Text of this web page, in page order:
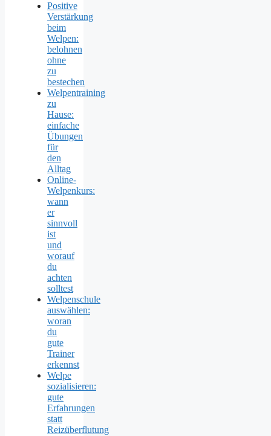
Positive
Verstärkung
beim
Welpen:
belohnen
ohne
zu
bestechen
Welpentraining
zu
Hause:
einfache
Übungen
für
den
Alltag
Online-
Welpenkurs:
wann
er
sinnvoll
ist
und
worauf
du
achten
solltest
Welpenschule
auswählen:
woran
du
gute
Trainer
erkennst
Welpe
sozialisieren:
gute
Erfahrungen
statt
Reizüberflutung